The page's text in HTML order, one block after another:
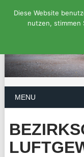
MENU
Diese Website
nutzen, stimmen